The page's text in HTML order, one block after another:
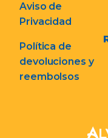
Aviso de
Privacidad
Política de
devoluciones y
reembolsos